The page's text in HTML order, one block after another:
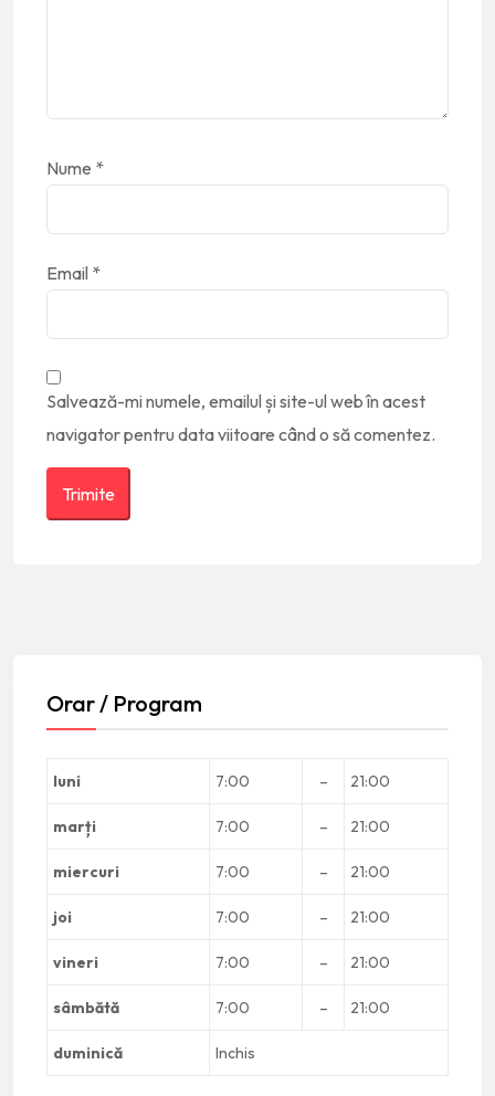
Nume *
Email *
Salvează-mi numele, emailul și site-ul web în acest
navigator pentru data viitoare când o să comentez.
Orar / Program
luni 7:00 – 21:00
marți 7:00 – 21:00
miercuri 7:00 – 21:00
joi 7:00 – 21:00
vineri 7:00 – 21:00
sâmbătă 7:00 – 21:00
duminică Inchis